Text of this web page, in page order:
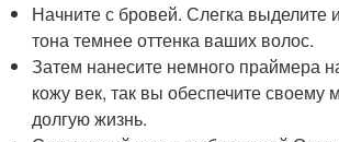
Начните с бровей. Слегка выделите
тона темнее оттенка ваших волос.
Затем нанесите немного праймера
кожу век, так вы обеспечите своему
долгую жизнь.